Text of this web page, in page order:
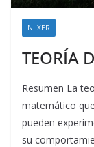
NIIXER
TEORÍA
Resumen La
matemático
pueden
su